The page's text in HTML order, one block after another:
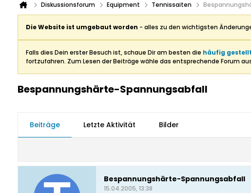
Diskussionsforum Equipment Tennissaiten
Die Website ist umgebaut worden - alles zu den wichtigsten
Falls dies Dein erster Besuch ist, schaue Dir am besten die häufig
fortzufahren. Zum Lesen der Beiträge wähle das entsprechende Forum
Bespannungshärte-Spannungsabfall
Beiträge Letzte Aktivität Bilder
Bespannungshärte-Spannungsabfall
15.04.2005, 13:38